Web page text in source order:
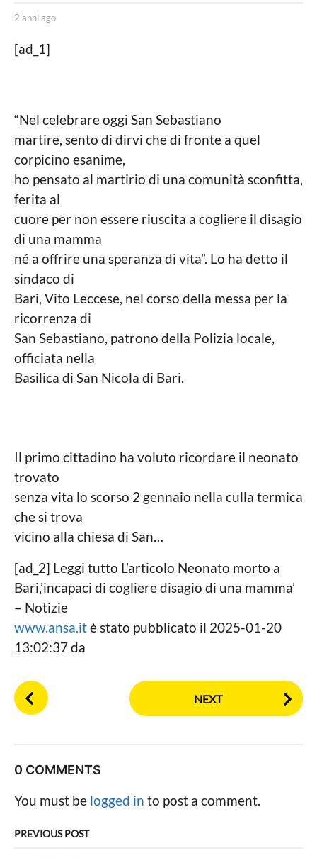
g
2
n
i
a
g
o
b
L
a
i
i
c
a
L
o
c
a
l
2 anni ago
[ad_1]
“Nel celebrare oggi San Sebastiano
martire, sento di dirvi che di fronte a quel
corpicino esanime,
ho pensato al martirio di una comunità sconfitta,
ferita al
cuore per non essere riuscita a cogliere il disagio
di una mamma
né a offrire una speranza di vita”. Lo ha detto il
sindaco di
Bari, Vito Leccese, nel corso della messa per la
ricorrenza di
San Sebastiano, patrono della Polizia locale,
officiata nella
Basilica di San Nicola di Bari.
Il primo cittadino ha voluto ricordare il neonato
trovato
senza vita lo scorso 2 gennaio nella culla termica
che si trova
vicino alla chiesa di San…
[ad_2] Leggi tutto L’articolo Neonato morto a
Bari,’incapaci di cogliere disagio di una mamma’
– Notizie
www.ansa.itè stato pubblicato il 2025-01-20
13:02:37 da
P
o
P
a
g
n
NEXT
0 COMMENTS
You must be logged in to post a comment.
PREVIOUS POST